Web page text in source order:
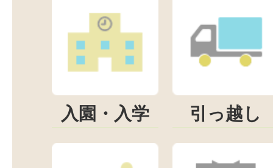
入園・入学 引っ越し